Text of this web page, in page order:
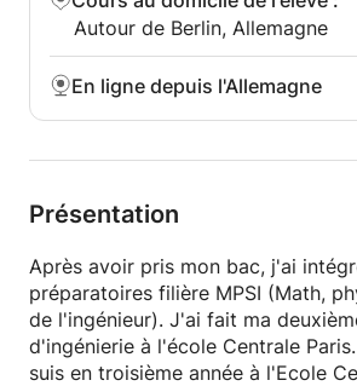
langue arabe !
Autour de Berlin, Allemagne
En ligne depuis l'Allemagne
Présentation
Après avoir pris mon bac, j'ai
préparatoires filière MPSI (Math,
de l'ingénieur). J'ai fait ma
d'ingénierie à l'école Centrale
suis en troisième année à l'Ecole